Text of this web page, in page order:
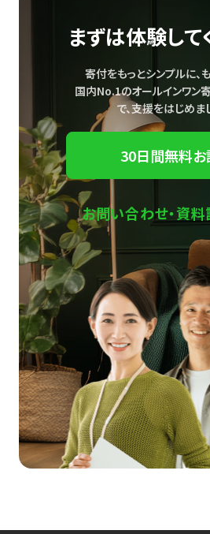
まずは体験して
寄付をもっとシンプルに、
国内No.1のオールインワン
で、支援をはじめまし
30日間無料お
お問い合わせ・資